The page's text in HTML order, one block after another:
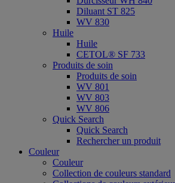
Diluant ST 825
WV 830
Huile
Huile
CETOL® SF 733
Produits de soin
Produits de soin
WV 801
WV 803
WV 806
Quick Search
Quick Search
Rechercher un produit
Couleur
Couleur
Collection de couleurs standard